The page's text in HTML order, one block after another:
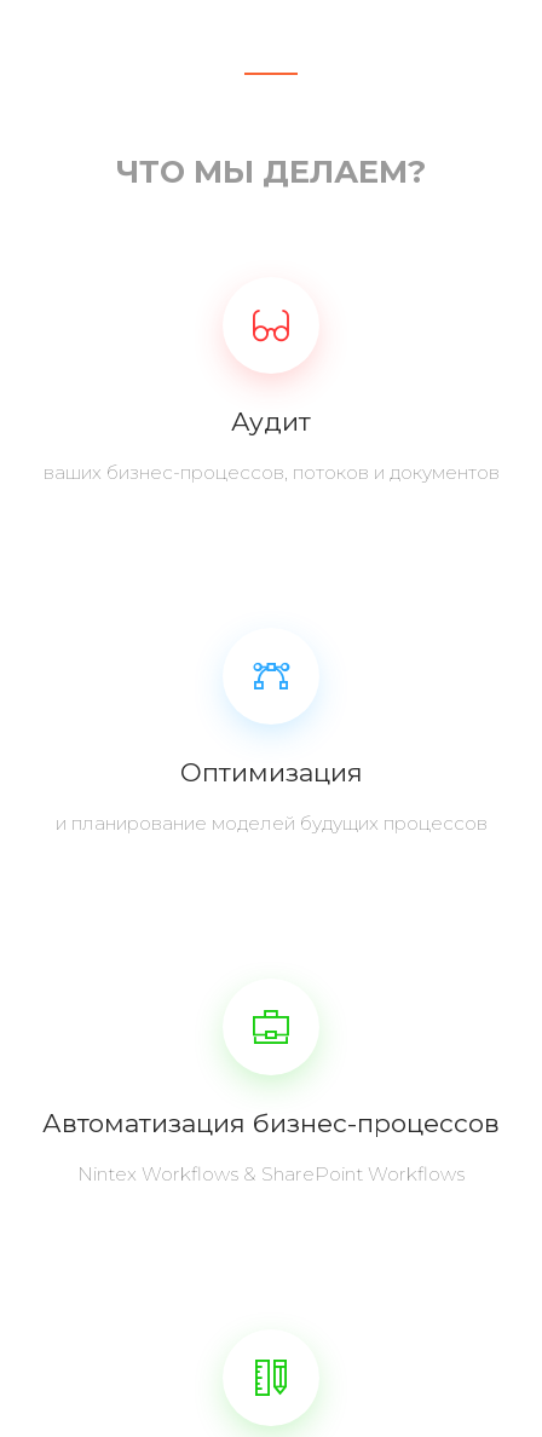
ЧТО МЫ ДЕЛАЕМ?
Аудит
ваших бизнес-процессов, потоков и документов
Оптимизация
и планирование моделей будущих процессов
Автоматизация бизнес-процессов
Nintex Workflows & SharePoint Workflows